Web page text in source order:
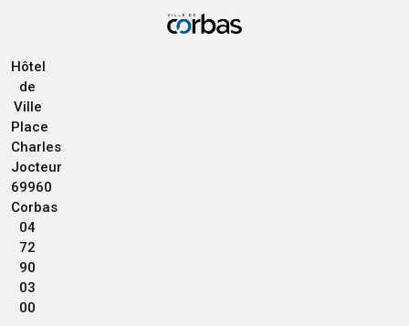
Hôtel
de
Ville
Place
Charles
Jocteur
69960
Corbas
04
72
90
03
00